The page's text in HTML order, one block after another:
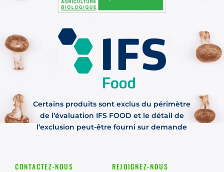
Certains produits sont exclus du périmètre
de l’évaluation IFS FOOD et le détail de
l’exclusion peut-être fourni sur demande
CONTACTEZ-NOUS REJOIGNEZ-NOUS